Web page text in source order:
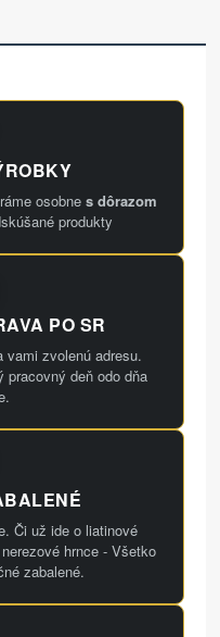
osobne s dôrazom
produkty
PO SR
vami zvolenú adresu.
pracovný deň odo dňa
Či už ide o liatinové
hrnce - Všetko
zabalené.